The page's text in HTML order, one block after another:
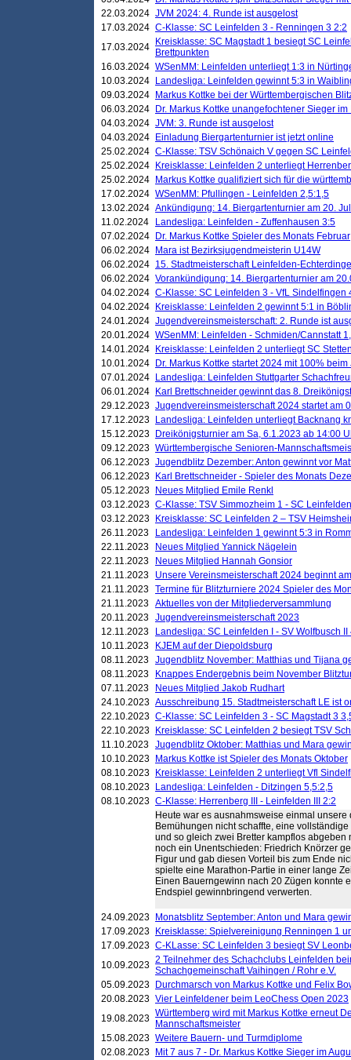
22.03.2024 JVM 2024: 4. Runde ist ausgelost
17.03.2024 C-Klasse: SC Leinfelden 3 - Renningen 3 2:2
17.03.2024
Kreisklasse: SC Magstadt 1 besiegt SC
Brettpunkten
16.03.2024 WSenMM: Leinfelden unterliegt 1:3 in
10.03.2024
Landesliga: Leinfelden gewinnt 5:3 in
09.03.2024
Markus Kottke bei der Württembergischen
06.03.2024
Dr. Markus Kottke unangefochtener Sieger
04.03.2024 JVM: 3. Runde ist ausgelost
04.03.2024
Einladung Biergartenturnier ist jetzt online
25.02.2024 C-Klasse: TSV Schönaich V gegen SC
25.02.2024
Kreisklasse: Leinfelden 2 unterliegt
25.02.2024
Markus Kottke qualifiziert sich für die
17.02.2024 WSenMM: Pfullingen - Leinfelden 2,5:1,5
13.02.2024 Ankündigung: 14. Biergartenturnier am 20.
11.02.2024
Landesliga: Leinfelden - Zuffenhausen 3:5
07.02.2024
Dr. Markus Kottke Spieler des Monats Februar
06.02.2024
Mara ist Bezirksjugendmeisterin U14W
06.02.2024 15. Stadtmeisterschaft Leinfelden-
06.02.2024 Vorankündigung: 14. Biergartenturnier am
04.02.2024 C-Klasse: SC Leinfelden 3 - VfL Sindelfingen
04.02.2024
Kreisklasse: Leinfelden 2 gewinnt 5:1 in
24.01.2024 Jugendvereinsmeisterschaft: 2. Runde ist
20.01.2024 WSenMM: Leinfelden - Schmiden/Cannstatt
14.01.2024
Kreisklasse: Leinfelden 2 unterliegt SC
10.01.2024
Dr. Markus Kottke startet 2024 mit 100%
07.01.2024
Landesliga: Leinfelden Stuttgarter
06.01.2024
Karl Brettschneider gewinnt das 8.
29.12.2023 Jugendvereinsmeisterschaft 2024 startet am
17.12.2023
Landesliga: Leinfelden unterliegt Backnang
15.12.2023
Dreikönigsturnier am Sa, 6.1.2023 ab 14:00
09.12.2023 Württembergische Senioren-
06.12.2023 Jugendblitz Dezember: Anton gewinnt vor
06.12.2023
Karl Brettschneider - Spieler des Monats
05.12.2023
Neues Mitglied Emile Renkl
03.12.2023 C-Klasse: TSV Simmozheim 1 - SC
03.12.2023
Kreisklasse: SC Leinfelden 2 – TSV
26.11.2023
Landesliga: Leinfelden 1 gewinnt 5:3 in
22.11.2023
Neues Mitglied Yannick Nägelein
22.11.2023
Neues Mitglied Hannah Gonsior
21.11.2023
Unsere Vereinsmeisterschaft 2024 beginnt
21.11.2023 Termine für Blitzturniere 2024 Spieler des
21.11.2023 Aktuelles von der Mitgliederversammlung
20.11.2023 Jugendvereinsmeisterschaft 2023
12.11.2023
Landesliga: SC Leinfelden I - SV Wolfbusch II
10.11.2023
KJEM auf der Diepoldsburg
08.11.2023 Jugendblitz November: Matthias und Tijana
08.11.2023
Knappes Endergebnis beim November
07.11.2023
Neues Mitglied Jakob Rudhart
24.10.2023 Ausschreibung 15. Stadtmeisterschaft LE ist
22.10.2023 C-Klasse: SC Leinfelden 3 - SC Magstadt 3
22.10.2023
Kreisklasse: SC Leinfelden 2 besiegt TSV
11.10.2023 Jugendblitz Oktober: Matthias und Mara
10.10.2023
Markus Kottke ist Spieler des Monats Oktober
08.10.2023
Kreisklasse: Leinfelden 2 unterliegt Vfl
08.10.2023
Landesliga: Leinfelden - Ditzingen 5,5:2,5
08.10.2023 C-Klasse: Herrenberg III - Leinfelden III 2:2
Heute war es ausnahmsweise einmal
Bemühungen nicht schaffte, eine
und so gleich zwei Bretter kampflos abgeben
noch ein Unentschieden: Friedrich Knörzer
Figur und gab diesen Vorteil bis zum Ende
spielte eine Marathon-Partie in einer lange
Einen Bauerngewinn nach 20 Zügen konnte
Endspiel gewinnbringend verwerten.
24.09.2023
Monatsblitz September: Anton und Mara
17.09.2023
Kreisklasse: Spielvereinigung Renningen 1
17.09.2023 C-KLasse: SC Leinfelden 3 besiegt SV
10.09.2023 2 Teilnehmer des Schachclubs Leinfelden
Schachgemeinschaft Vaihingen / Rohr e.V.
05.09.2023
Durchmarsch von Markus Kottke und Felix
20.08.2023 Vier Leinfeldener beim LeoChess Open 2023
19.08.2023 Württemberg wird mit Markus Kottke erneut
Mannschaftsmeister
15.08.2023 Weitere Bauern- und Turmdiplome
02.08.2023
Mit 7 aus 7 - Dr. Markus Kottke Sieger im